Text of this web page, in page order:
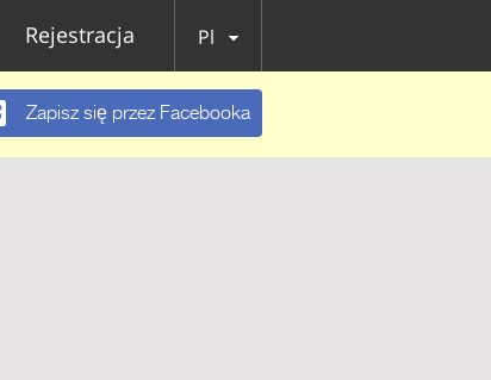
Rejestracja Pl
Zapisz się przez Facebooka